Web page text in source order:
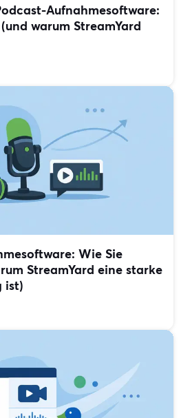
Aufnahmesoftware:
warum StreamYard
Wie Sie
StreamYard eine starke
ist)